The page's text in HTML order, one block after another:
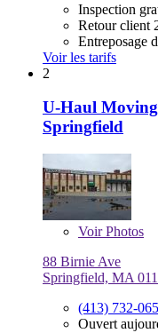
Inspection
Retour client
Entreposage
Voir les tarifs
2
U-Haul
Springfield
VoirPhotos
88 Birnie Ave
Springfield, MA
(413) 732-
Ouvert